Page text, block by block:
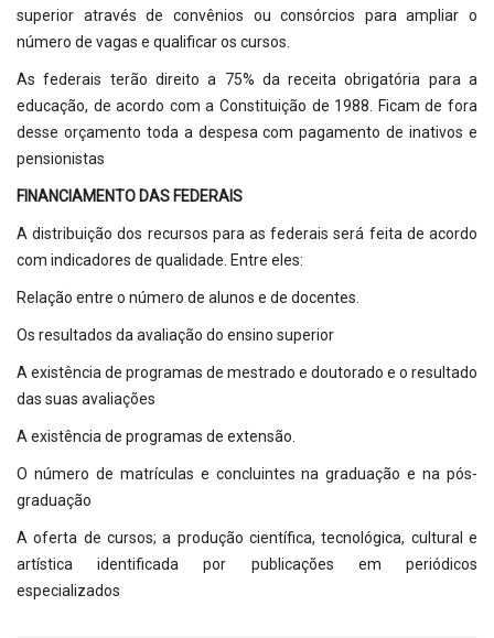
superior através de convênios ou consórcios para ampliar o
número de vagas e qualificar os cursos.
As federais terão direito a 75% da receita obrigatória para a
educação, de acordo com a Constituição de 1988. Ficam de fora
desse orçamento toda a despesa com pagamento de inativos e
pensionistas
FINANCIAMENTO DAS FEDERAIS
A distribuição dos recursos para as federais será feita de acordo
com indicadores de qualidade. Entre eles:
Relação entre o número de alunos e de docentes.
Os resultados da avaliação do ensino superior
A existência de programas de mestrado e doutorado e o resultado
das suas avaliações
A existência de programas de extensão.
O número de matrículas e concluintes na graduação e na pós-
graduação
A oferta de cursos; a produção científica, tecnológica, cultural e
artística identificada por publicações em periódicos
especializados